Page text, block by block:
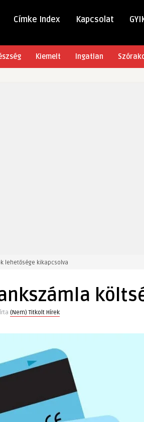
Címke Index Kapcsolat
Kiemelt Ingatlan
lehetősége kikapcsolva
Írta (Nem) Titkolt Hírek